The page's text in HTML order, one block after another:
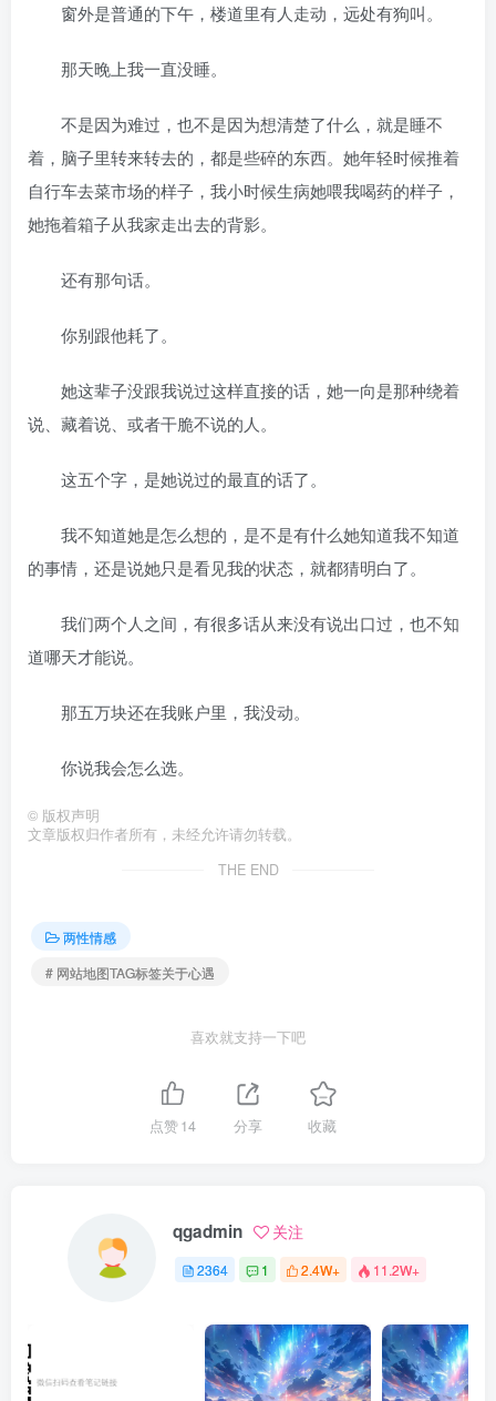
窗外是普通的下午，楼道里有人走动，远处有狗叫。
那天晚上我一直没睡。
不是因为难过，也不是因为想清楚了什么，就是睡不
着，脑子里转来转去的，都是些碎的东西。她年轻时候推着
自行车去菜市场的样子，我小时候生病她喂我喝药的样子，
她拖着箱子从我家走出去的背影。
还有那句话。
你别跟他耗了。
她这辈子没跟我说过这样直接的话，她一向是那种绕着
说、藏着说、或者干脆不说的人。
这五个字，是她说过的最直的话了。
我不知道她是怎么想的，是不是有什么她知道我不知道
的事情，还是说她只是看见我的状态，就都猜明白了。
我们两个人之间，有很多话从来没有说出口过，也不知
道哪天才能说。
那五万块还在我账户里，我没动。
你说我会怎么选。
© 版权声明
文章版权归作者所有，未经允许请勿转载。
THE END
两性情感
# 网站地图TAG标签关于心遇
喜欢就支持一下吧
点赞14 分享 收藏
qgadmin 关注
2364 1 2.4W+ 11.2W+